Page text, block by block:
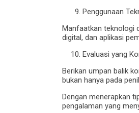
Penggunaan
Manfaatkan teknologi
digital, dan aplikasi
Evaluasi yang
Berikan umpan balik
bukan hanya pada
Dengan menerapkan
pengalaman yang